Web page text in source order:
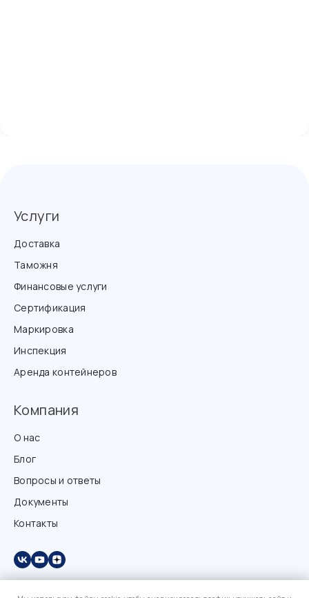
Услуги
Доставка
Таможня
Финансовые услуги
Сертификация
Маркировка
Инспекция
Аренда контейнеров
Компания
О нас
Блог
Вопросы и ответы
Документы
Контакты